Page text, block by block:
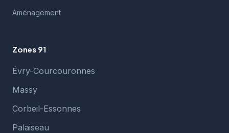
Aménagement
Zones 91
Évry-Courcouronnes
Massy
Corbeil-Essonnes
Palaiseau